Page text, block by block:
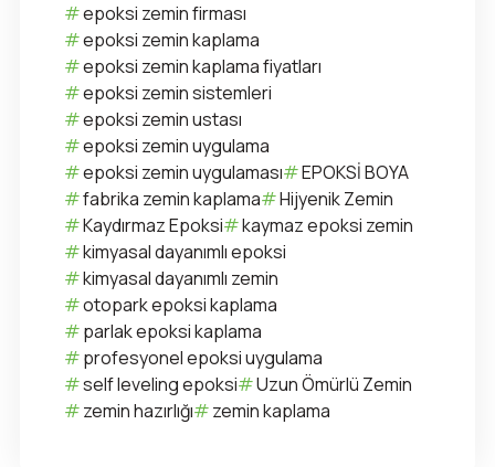
epoksi zemin firması
epoksi zemin kaplama
epoksi zemin kaplama fiyatları
epoksi zemin sistemleri
epoksi zemin ustası
epoksi zemin uygulama
epoksi zemin uygulaması
EPOKSİ BOYA
fabrika zemin kaplama
Hijyenik Zemin
Kaydırmaz Epoksi
kaymaz epoksi zemin
kimyasal dayanımlı epoksi
kimyasal dayanımlı zemin
otopark epoksi kaplama
parlak epoksi kaplama
profesyonel epoksi uygulama
self leveling epoksi
Uzun Ömürlü Zemin
zemin hazırlığı
zemin kaplama